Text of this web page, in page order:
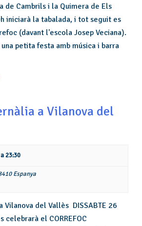
de Cambrils i la Quimera de Els
iniciarà la tabalada, i tot seguit es
(davant l'escola Josep Veciana).
petita festa amb música i barra
a Vilanova del
a23:30
Espanya
Vilanova del Vallès DISSABTE 26
celebrarà el CORREFOC